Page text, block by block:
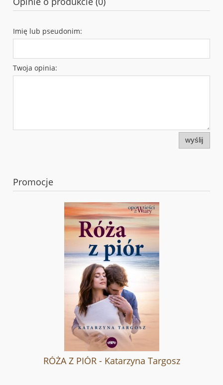
Imię lub pseudonim:
Twoja opinia:
wyślij
Promocje
RÓŻA Z PIÓR - Katarzyna Targosz